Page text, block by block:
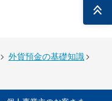
トップ
外貨預金の基礎知識